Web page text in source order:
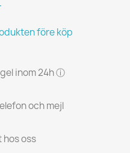
före köp
inom 24h ⓘ
och mejl
oss